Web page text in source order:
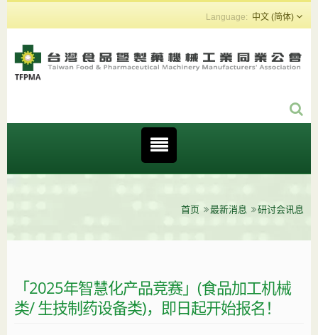
中文 (简体)
首页 最新消息 研讨会讯息
「2025年智慧化产品竞赛」(食品加工机械
类/ 生技制药设备类)，即日起开始报名！